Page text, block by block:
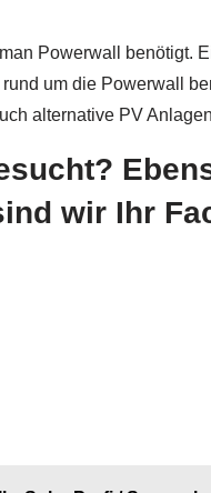
Powerwall benötigt.
um die Powerwall
alternative PV
wir Ihr